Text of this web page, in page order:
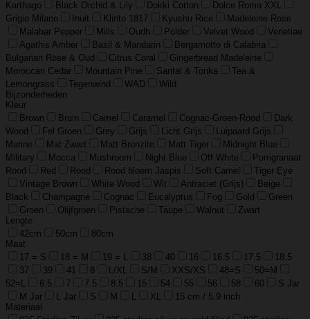
Karthago
Black Orchid & Lily Dokki Cotton
Dolce Roma XXL
Grigio Milano
Inuit Klinto 1817 Kyushu Rice
Madeleine Rose
Malabar Pepper
Mills Oudh Polder Velvet Wood
Venetiae
Agathis Amber
Basil & Mandarin
Bergamotto di Calabria
Bulgarian Rose & Oud
Citrus Coral
Gingerbread Madeleine
Moroccan Cedar
Mountain Pine Santal & Tonka
Tea &
Lemongrass
Tegenwind WAD
Wild
Bijzonderheden
Kleur
Brown
Bruin Camel Caramel Cognac-Groen-Rood
Dark
Wood
Fel Groen Grey Grijs Licht Grijs
Luipaard Grijs
Marine
Mat Zwart Matt Bronzite Matt Tiger
Midnight Blue
Military
Mocca Mushroom Night Blue Off White
Pomgranaat
Rood
Red Rood Rood bloem Jaspis Soft Camel
Tiger Eye
Vintage Brown
White Wood Wit Antraciet (Grijs)
Beige
Black
Champagne Cognac Eucalyptus Fog Gold
Green
Groen
Olijfgroen Pistache Taupe Walnut
Zwart
Lengte
42cm
50cm
80cm
Maat
17 = S
18 = M 19 = L 38 40 16 16.5 17.5
18.5
37
39 41 8 L/XL S/M XXS/XS 48=S
50=M
52=L
6.5 7 7.5 8.5 15 54 55 56 58 60
S Jar
M Jar
L Jar S M L XL
15 cm / 5.9 inch
Materiaal